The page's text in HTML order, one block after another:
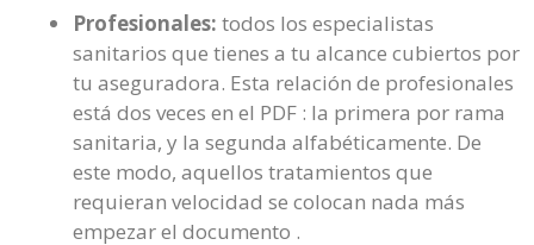
Profesionales: todos los especialistas
sanitarios que tienes a tu alcance cubiertos por
tu aseguradora. Esta relación de profesionales
está dos veces en el PDF : la primera por rama
sanitaria, y la segunda alfabéticamente. De
este modo, aquellos tratamientos que
requieran velocidad se colocan nada más
empezar el documento .